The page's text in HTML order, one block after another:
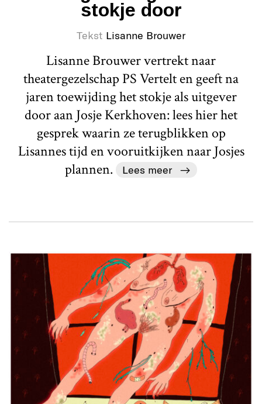
stokje door
Tekst Lisanne Brouwer
Lisanne Brouwer vertrekt naar
theatergezelschap PS Vertelt en geeft na
jaren toewijding het stokje als uitgever
door aan Josje Kerkhoven: lees hier het
gesprek waarin ze terugblikken op
Lisannes tijd en vooruitkijken naar Josjes
plannen.
Lees meer